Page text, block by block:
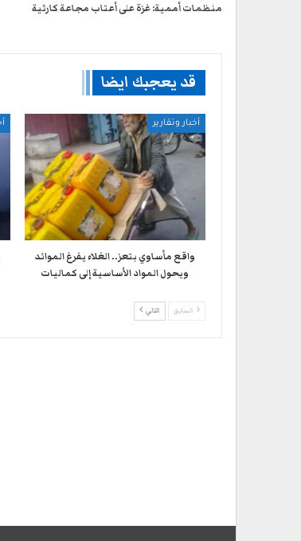
منظمات أممية: غزة على أعتاب مجاعة كارثية
قد يعجبك ايضا
أخبار وتقارير
واقع مأساوي بتعز.. الغلاء يفرغ الموائد
ويحول المواد الأساسية إلى كماليات
السابق التالي